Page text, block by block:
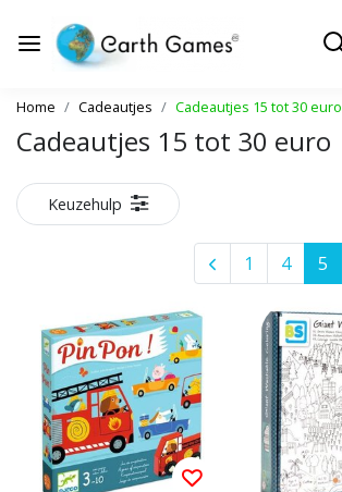
Home Cadeautjes Cadeautjes 15 tot 30 euro
Cadeautjes 15 tot 30 euro
Keuzehulp
1 4 5